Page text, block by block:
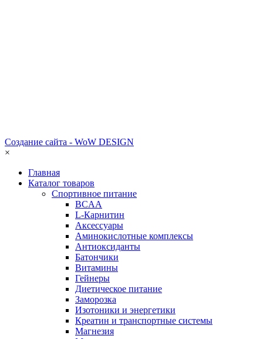
Создание сайта - WoW DESIGN
×
Главная
Каталог товаров
Спортивное питание
BCAA
L-Карнитин
Аксессуары
Аминокислотные комплексы
Антиоксиданты
Батончики
Витамины
Гейнеры
Диетическое питание
Заморозка
Изотоники и энергетики
Креатин и транспортные системы
Магнезия